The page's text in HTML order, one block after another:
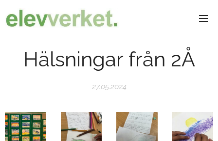
Hälsningar från 2Å
27.05.2024